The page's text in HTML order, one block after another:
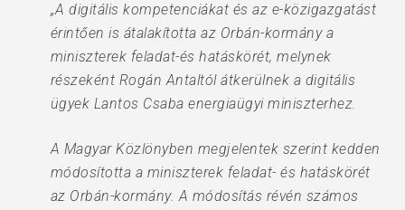
„A digitális kompetenciákat és az e-közigazgatást
érintően is átalakította az Orbán-kormány a
miniszterek feladat-és hatáskörét, melynek
részeként Rogán Antaltól átkerülnek a digitális
ügyek Lantos Csaba energiaügyi miniszterhez.
A Magyar Közlönyben megjelentek szerint kedden
módosította a miniszterek feladat- és hatáskörét
az Orbán-kormány. A módosítás révén számos